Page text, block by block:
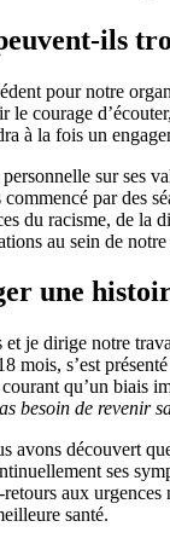
ils
pour notre
le courage
à la fois un
sur ses
par des
du racisme, de la
au sein de
une
je dirige notre
mois, s’est
qu’un biais
besoin de revenir
avons découvert
ses
aux
santé.